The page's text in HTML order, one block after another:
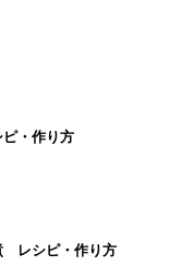
・作り方
レシピ・作り方